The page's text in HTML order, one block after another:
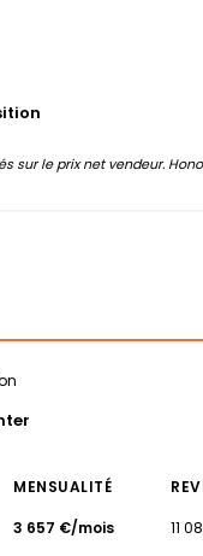
sur le prix net vendeur.
MENSUALITÉ
3 657 €/mois
11